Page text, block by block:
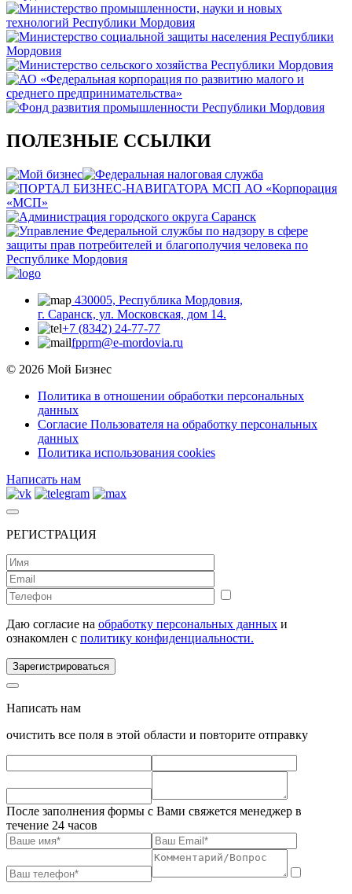
ПОЛЕЗНЫЕ ССЫЛКИ
430005, Республика Мордовия,
г. Саранск, ул. Московская, дом 14.
+7 (8342) 24-77-77
fpprm@e-mordovia.ru
© 2026 Мой Бизнес
Политика в отношении обработки персональных
данных
Согласие Пользователя на обработку персональных
данных
Политика использования cookies
Написать нам
РЕГИСТРАЦИЯ
Даю согласие на обработку персональных данных и
ознакомлен с политику конфиденциальности.
Зарегистрироваться
Написать нам
очистить все поля в этой области и повторите отправку
После заполнения формы с Вами свяжется менеджер в
течение 24 часов